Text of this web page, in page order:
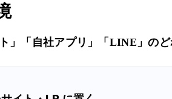
」「自社アプリ」「LINE」のど